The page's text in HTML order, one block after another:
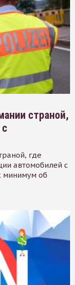
страной,
где
автомобилей с
минимум об